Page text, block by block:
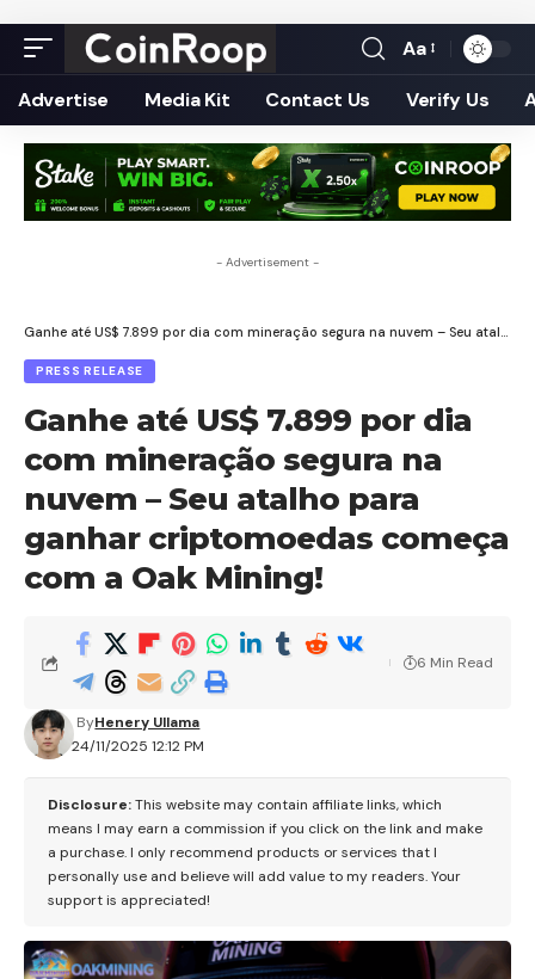
Font
Resizer
Aa
Advertise Media Kit Contact Us Verify Us
- Advertisement -
Ganhe até US$ 7.899 por dia com mineração segura na nuvem – Seu atalho para ganhar criptomoedas começa com a Oak Mining!
PRESS RELEASE
Ganhe até US$ 7.899 por dia
com mineração segura na
nuvem – Seu atalho para
ganhar criptomoedas começa
com a Oak Mining!
24/11/2025 12:12 PM
ByHenery Ullama
6 Min Read
Disclosure:This website may contain affiliate links, which
means I may earn a commission if you click on the link and make
a purchase. I only recommend products or services that I
personally use and believe will add value to my readers. Your
support is appreciated!